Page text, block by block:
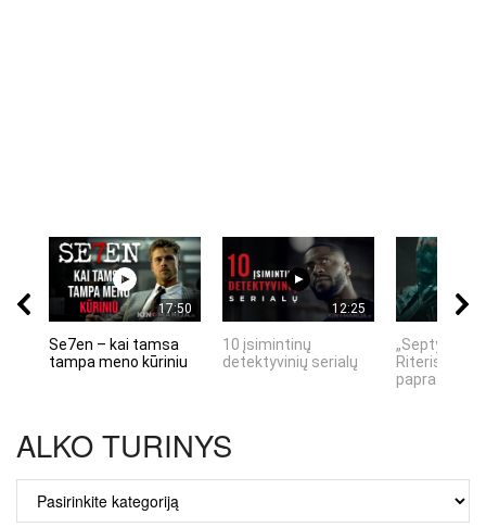
17:50
Se7en – kai tamsa
tampa meno kūriniu
12:25
10 įsimintinų
detektyvinių serialų
„Septynių
Riteris" – kai
ALKO TURINYS
ALKO
TURINYS